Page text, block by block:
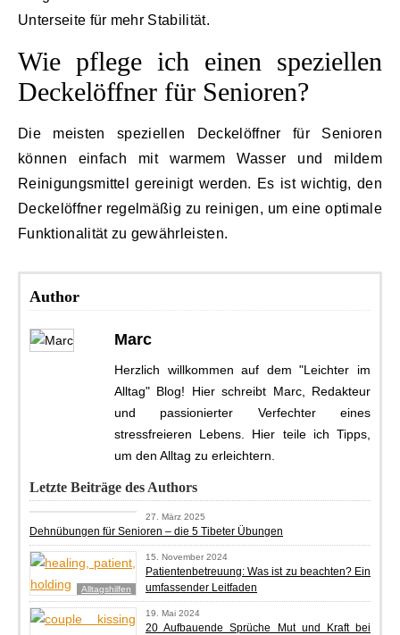
Unterseite für mehr Stabilität.
Wie pflege ich einen speziellen
Deckelöffner für Senioren?
Die meisten speziellen Deckelöffner für Senioren
können einfach mit warmem Wasser und mildem
Reinigungsmittel gereinigt werden. Es ist wichtig, den
Deckelöffner regelmäßig zu reinigen, um eine optimale
Funktionalität zu gewährleisten.
Author
Marc
Herzlich willkommen auf dem "Leichter im
Alltag" Blog! Hier schreibt Marc, Redakteur
und passionierter Verfechter eines
stressfreieren Lebens. Hier teile ich Tipps,
um den Alltag zu erleichtern.
Letzte Beiträge des Authors
27. März 2025
Dehnübungen für Senioren – die 5 Tibeter Übungen
Alltagshilfen
15. November 2024
Patientenbetreuung: Was ist zu beachten? Ein
umfassender Leitfaden
19. Mai 2024
20 Aufbauende Sprüche Mut und Kraft bei